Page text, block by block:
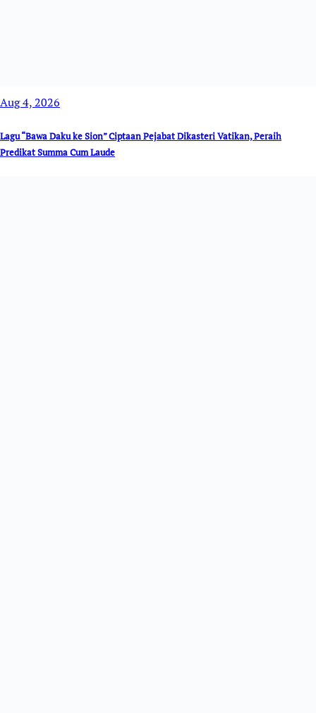
Aug 4, 2026
Lagu “Bawa Daku ke Sion” Ciptaan Pejabat Dikasteri Vatikan, Peraih
Predikat Summa Cum Laude